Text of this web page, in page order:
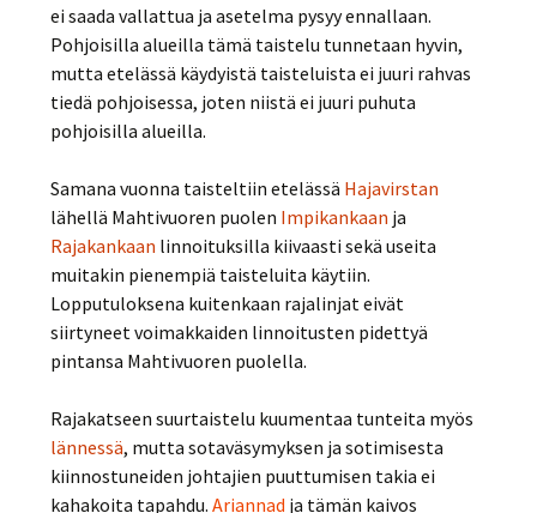
ei saada vallattua ja asetelma pysyy ennallaan.
Pohjoisilla alueilla tämä taistelu tunnetaan hyvin,
mutta etelässä käydyistä taisteluista ei juuri rahvas
tiedä pohjoisessa, joten niistä ei juuri puhuta
pohjoisilla alueilla.
Samana vuonna taisteltiin etelässä Hajavirstan
lähellä Mahtivuoren puolen Impikankaan ja
Rajakankaan linnoituksilla kiivaasti sekä useita
muitakin pienempiä taisteluita käytiin.
Lopputuloksena kuitenkaan rajalinjat eivät
siirtyneet voimakkaiden linnoitusten pidettyä
pintansa Mahtivuoren puolella.
Rajakatseen suurtaistelu kuumentaa tunteita myös
lännessä, mutta sotaväsymyksen ja sotimisesta
kiinnostuneiden johtajien puuttumisen takia ei
kahakoita tapahdu.Ariannad ja tämän kaivos